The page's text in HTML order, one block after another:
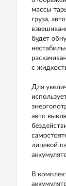
массы
груза,
будет
с
Для
авто
лицевой
В